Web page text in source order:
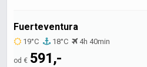
Fuerteventura
19°C 18°C 4h 40min
od € 591,-